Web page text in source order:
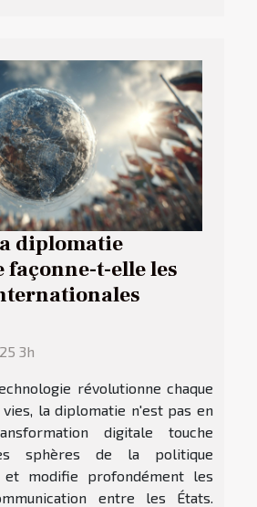
diplomatie
t-elle les
3h
révolutionne chaque
la diplomatie n'est pas en
digitale touche
sphères de la politique
et modifie profondément les
entre les États.